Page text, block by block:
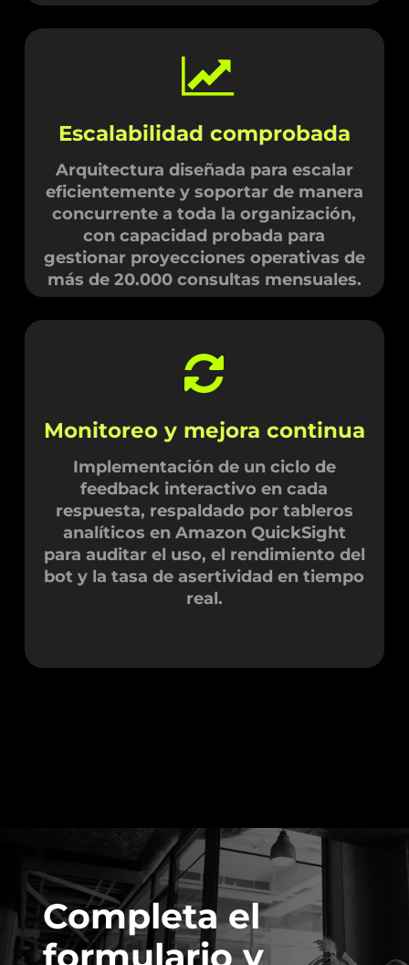
Escalabilidad comprobada
Arquitectura diseñada para escalar
eficientemente y soportar de manera
concurrente a toda la organización,
con capacidad probada para
gestionar proyecciones operativas de
más de 20.000 consultas mensuales.
Monitoreo y mejora continua
Implementación de un ciclo de
feedback interactivo en cada
respuesta, respaldado por tableros
analíticos en Amazon QuickSight
para auditar el uso, el rendimiento del
bot y la tasa de asertividad en tiempo
real.
Completa el
formulario y